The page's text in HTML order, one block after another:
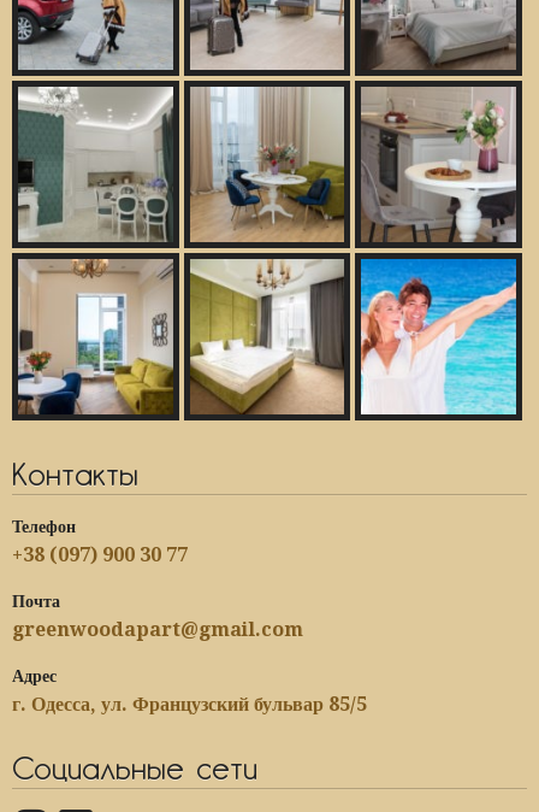
Контакты
Телефон
+38 (097) 900 30 77
Почта
greenwoodapart@gmail.com
Адрес
г. Одесса, ул. Французский бульвар 85/5
Социальные сети